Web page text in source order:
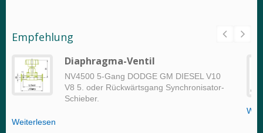
Empfehlung
Diaphragma-Ventil
NV4500 5-Gang DODGE GM DIESEL V10
V8 5. oder Rückwärtsgang Synchronisator-
Schieber.
Weiterlesen